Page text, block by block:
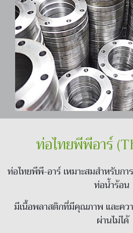
ท่อไทยพีพีอาร์
ท่อไทยพีพี-อาร์ เหมาะสมสำหรับกา
ท่อน้ำร้อน
มีเนื้อพลาสติกที่มีคุณภาพ และคว
ผ่านไม่ได้